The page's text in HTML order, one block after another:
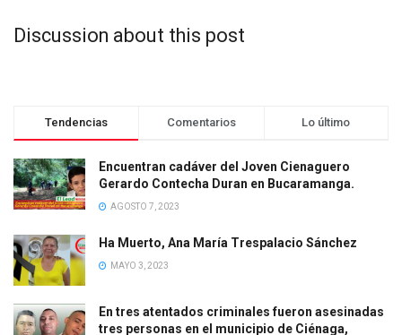
Discussion about this post
Tendencias Comentarios Lo último
Encuentran cadáver del Joven Cienaguero
Gerardo Contecha Duran en Bucaramanga.
AGOSTO 7, 2023
Ha Muerto, Ana María Trespalacio Sánchez
MAYO 3, 2023
En tres atentados criminales fueron asesinadas
tres personas en el municipio de Ciénaga,